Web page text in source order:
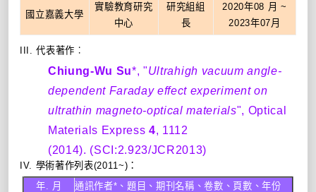
國立嘉義大學
實驗教育研究
中心
研究組組
長
2020年08 月 ~
2023年07月
III. 代表著作︰
Chiung-Wu Su*, "Ultrahigh vacuum angle-
dependent Faraday effect experiment on
ultrathin magneto-optical materials", Optical
Materials Express4, 1112
(2014). (SCI:2.923/JCR2013)
IV. 學術著作列表(2011~)：
年. 月
通訊作者*、題目、期刊名稱、卷數、頁數、年份